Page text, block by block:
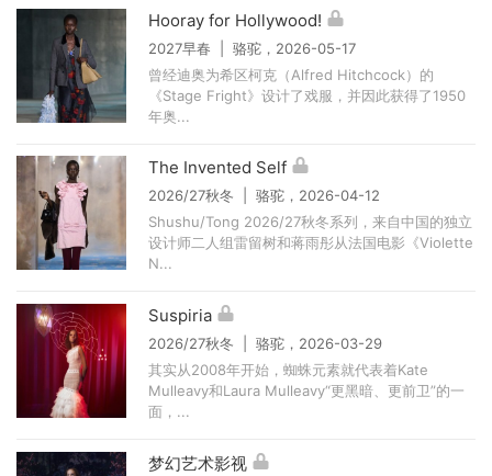
Hooray for Hollywood!
2027早春 | 骆驼，2026-05-17
曾经迪奥为希区柯克（Alfred Hitchcock）的
《Stage Fright》设计了戏服，并因此获得了1950
年奥...
The Invented Self
2026/27秋冬 | 骆驼，2026-04-12
Shushu/Tong 2026/27秋冬系列，来自中国的独立
设计师二人组雷留树和蒋雨彤从法国电影《Violette
N...
Suspiria
2026/27秋冬 | 骆驼，2026-03-29
其实从2008年开始，蜘蛛元素就代表着Kate
Mulleavy和Laura Mulleavy“更黑暗、更前卫”的一
面，...
梦幻艺术影视